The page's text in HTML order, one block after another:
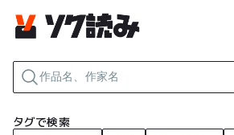
タグで検索